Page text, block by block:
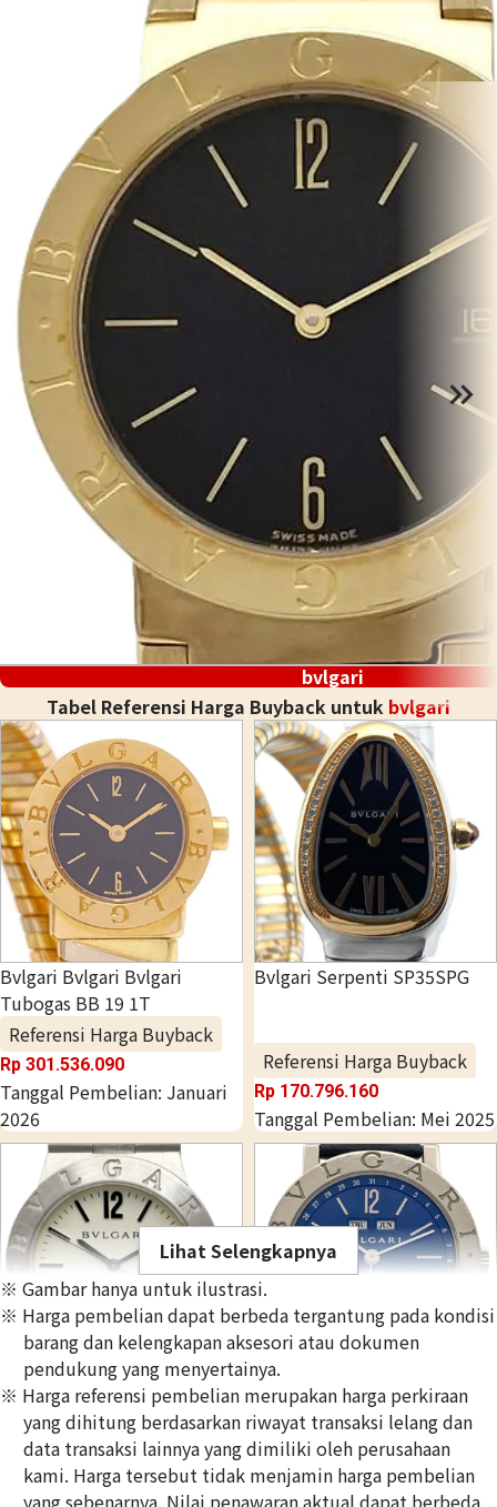
bvlgari
Tabel Referensi Harga Buyback untuk bvlgari
Bvlgari Bvlgari Bvlgari
Tubogas BB 19 1T
Referensi Harga Buyback
Rp 301.536.090
Tanggal Pembelian: Januari
2026
Bvlgari Serpenti SP35SPG
Referensi Harga Buyback
Rp 170.796.160
Tanggal Pembelian: Mei 2025
Bulgari Diagono LCW35G
Referensi Harga Buyback
Rp 321.680.590
Bulgari Bvlgari Bvlgari
BBW38GLAC
Referensi Harga Buyback
Rp 105.516.600
Lihat Selengkapnya
※ Gambar hanya untuk ilustrasi.
※ Harga pembelian dapat berbeda tergantung pada kondisi
barang dan kelengkapan aksesori atau dokumen
pendukung yang menyertainya.
※ Harga referensi pembelian merupakan harga perkiraan
yang dihitung berdasarkan riwayat transaksi lelang dan
data transaksi lainnya yang dimiliki oleh perusahaan
kami. Harga tersebut tidak menjamin harga pembelian